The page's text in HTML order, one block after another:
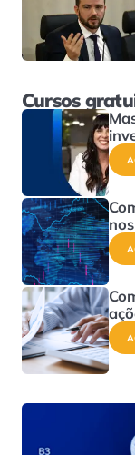
Cursos